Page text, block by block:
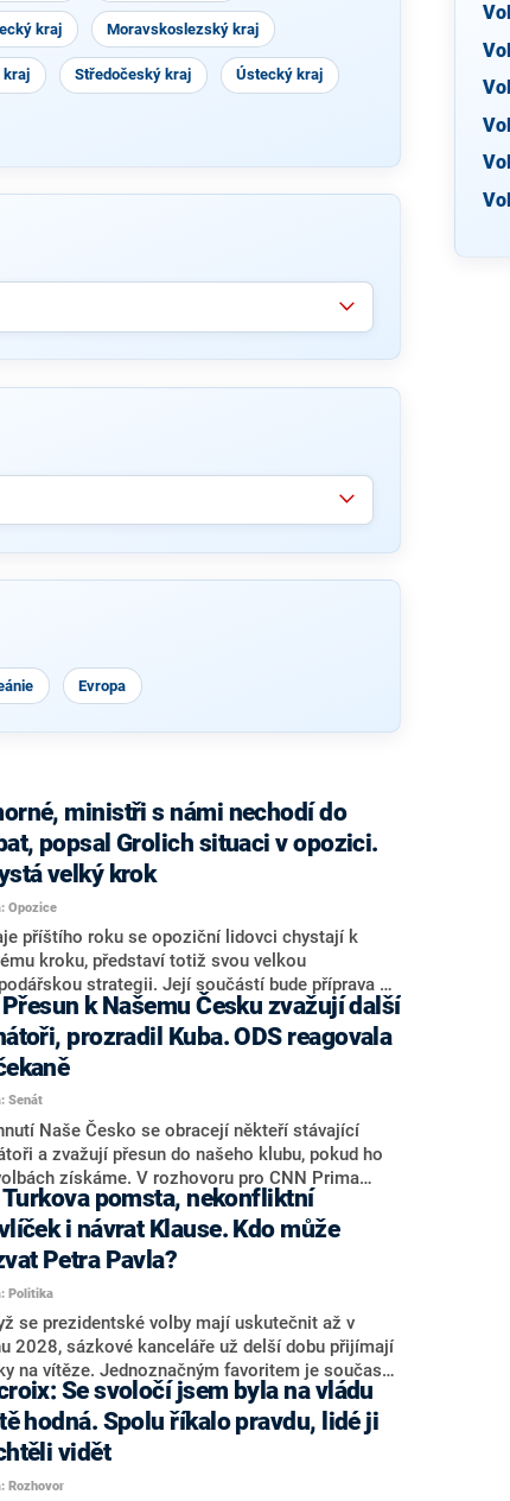
kraj Moravskoslezský kraj
kraj Středočeský kraj Ústecký kraj
Evropa
ministři s námi nechodí do
popsal Grolich situaci v opozici.
velký krok
Opozice
příštího roku se opoziční lidovci chystají k
kroku, představí totiž svou velkou
strategii. Její součástí bude příprava na
populace, řekl ve středu na setkání s novináři
předseda lidovců Jan Grolich. Ten zároveň v
volbách kandiduje ve Vyškově. Popsal i
opozice, o níž vládní strany nebo političtí
mluví jako o slabé a v defenzivě. „Je to
práce upozorňovat na chyby vlády. Ministři s
navíc nechodí do debat. Chceme ale ukazovat
témata,“ odpověděl Grolich na dotaz CNN Prima
prozradil Kuba. ODS reagovala
Senát
Naše Česko se obracejí někteří stávající
a zvažují přesun do našeho klubu, pokud ho
získáme. V rozhovoru pro CNN Prima
to řekl zakladatel hnutí a jihočeský hejtman
Kuba. Konkrétní nebyl, ale získat by takto mohl
senátora Zdeňka Hrabu, který je dnes
klubu ODS a TOP 09. Hraba to na dotaz
nevyloučil. Předseda klubu senátorů ODS
Nytra redakci řekl, že počítá s odchodem
senátorů z klubu a že Naše Česko není
ale soupeř.
i návrat Klause. Kdo může
Petra Pavla?
Politika
se prezidentské volby mají uskutečnit až v
2028, sázkové kanceláře už delší dobu přijímají
na vítěze. Jednoznačným favoritem je současná
státu Petr Pavel. Daleko za ním pak bookmakeři
dva výrazné politiky ANO, tedy premiéra
Babiše a ministra průmyslu Karla Havlíčka.
tipem samotných sázkařů je poslanec za
Filip Turek. Politolog Jan Kubáček nicméně
Se svoločí jsem byla na vládu
hodná. Spolu říkalo pravdu, lidé ji
vidět
Rozhovor